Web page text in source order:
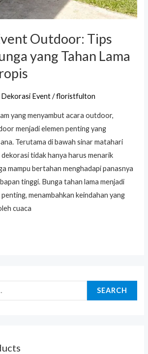
Outdoor: Tips
yang Tahan Lama
Dekorasi Event/floristfulton
yang menyambut acara outdoor,
menjadi elemen penting yang
Terutama di bawah sinar matahari
tidak hanya harus menarik
mampu bertahan menghadapi panasnya
tinggi. Bunga tahan lama menjadi
menambahkan keindahan yang
cuaca
SEARCH